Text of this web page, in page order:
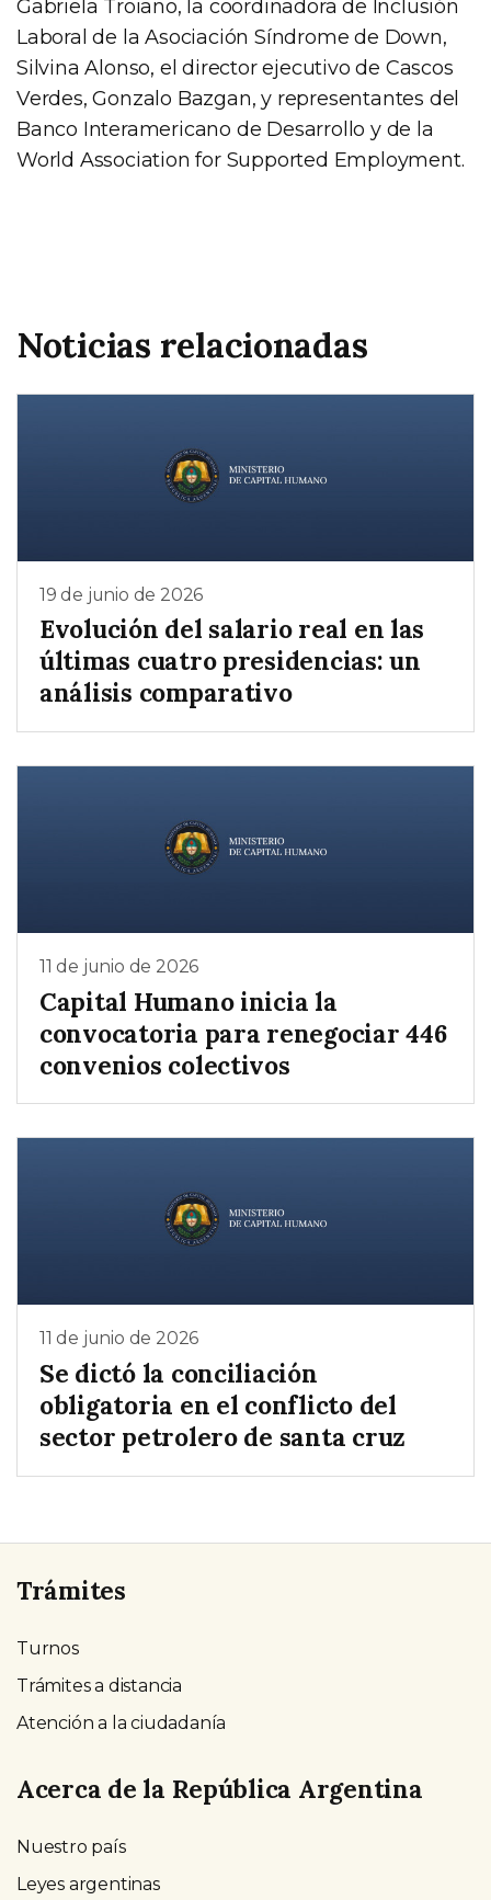
Gabriela Troiano, la coordinadora de Inclusión
Laboral de la Asociación Síndrome de Down,
Silvina Alonso, el director ejecutivo de Cascos
Verdes, Gonzalo Bazgan, y representantes del
Banco Interamericano de Desarrollo y de la
World Association for Supported Employment.
Noticias relacionadas
19 de junio de 2026
Evolución del salario real en las
últimas cuatro presidencias: un
análisis comparativo
11 de junio de 2026
Capital Humano inicia la
convocatoria para renegociar 446
convenios colectivos
11 de junio de 2026
Se dictó la conciliación
obligatoria en el conflicto del
sector petrolero de santa cruz
Trámites
Turnos
Trámites a distancia
Atención a la ciudadanía
Acerca de la República Argentina
Nuestro país
Leyes argentinas